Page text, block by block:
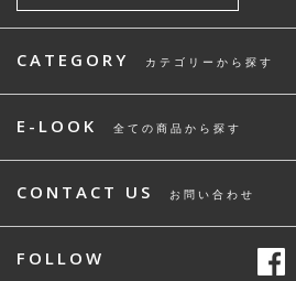
CATEGORY カテゴリーから探す
E-LOOK 全ての商品から探す
CONTACT US お問い合わせ
FOLLOW